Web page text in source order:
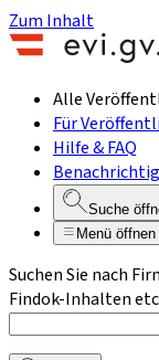
Zum Inhalt
Alle
Für
Hilfe & FAQ
Suche
Menü öffnen
Suchen Sie nach
Findok-Inhalten